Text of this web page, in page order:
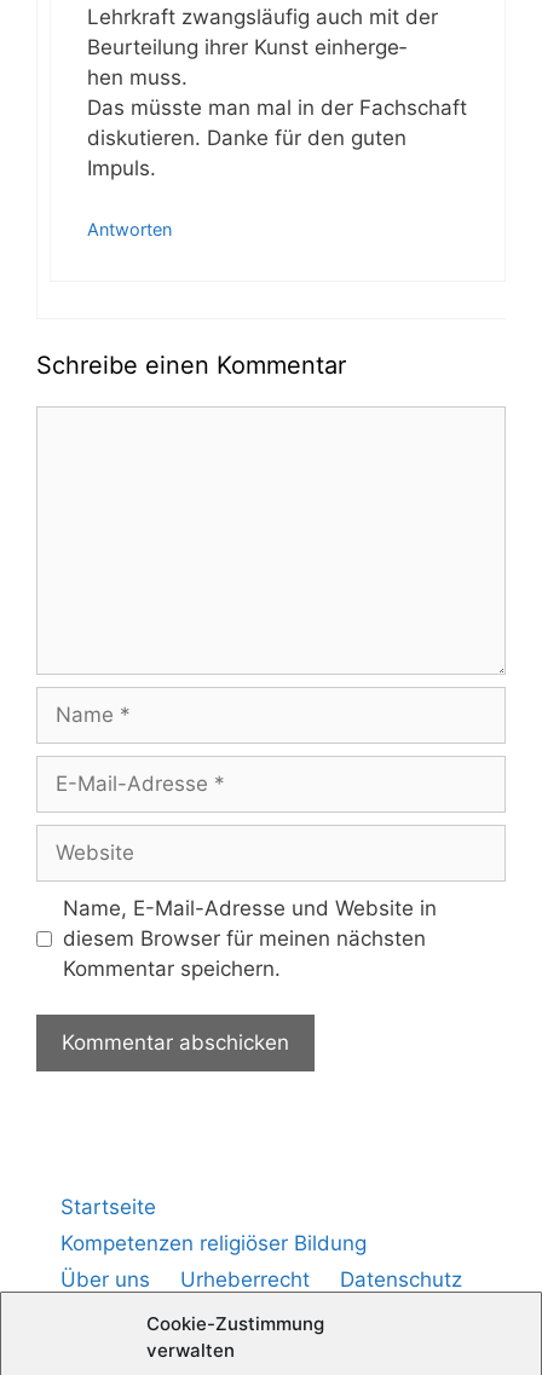
Cookie-Zustimmung
verwalten
Lehr­kraft zwangs­läu­fig auch mit der
Beur­tei­lung ihrer Kunst ein­her­ge­
hen muss.
Das müss­te man mal in der Fach­schaft
dis­ku­tie­ren. Dan­ke für den guten
Impuls.
Antworten
Schreibe einen Kommentar
Name, E-Mail-Adresse und Website in
diesem Browser für meinen nächsten
Kommentar speichern.
Startseite
Kompetenzen religiöser Bildung
Über uns
Urheberrecht
Datenschutz
Impressum
Cookie-Richtlinie (